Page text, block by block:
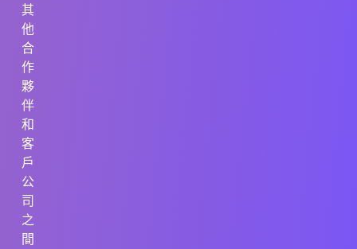
其
他
合
作
夥
伴
和
客
戶
公
司
之
間